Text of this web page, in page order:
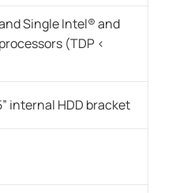
Single Intel® and
(TDP <
internal HDD bracket